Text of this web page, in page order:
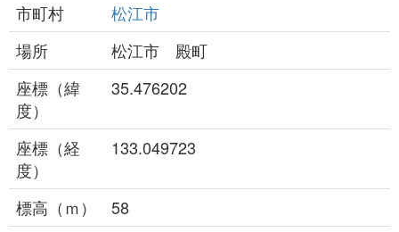
市町村
松江市
場所
松江市 殿町
座標（緯
度）
35.476202
座標（経
度）
133.049723
標高（ｍ）
58